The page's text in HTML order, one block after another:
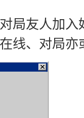
局友人加
线、对局亦